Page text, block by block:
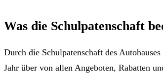
Was die Schulpatenschaft
Durch die Schulpatenschaft des
Jahr über von allen Angeboten, Rabatten